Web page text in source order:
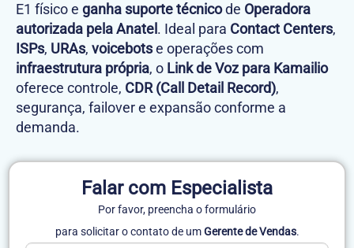
E1 físico e ganha suporte técnicode Operadora
autorizada pela Anatel . Ideal para Contact Centers,
ISPs, URAs, voicebotse operações com
infraestrutura própria, o Link de Voz para Kamailio
oferece controle, CDR (Call Detail Record),
segurança, failover e expansão conforme a
demanda.
Falar com Especialista
Por favor, preencha o formulário
para solicitar o contato de umGerente de Vendas.